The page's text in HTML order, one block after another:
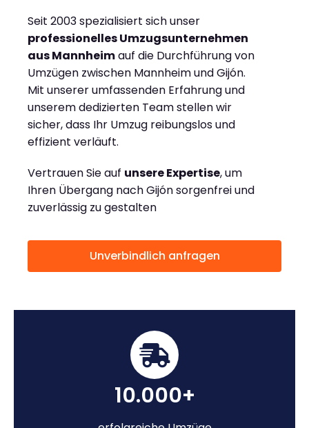
Seit 2003 spezialisiert sich unser
professionelles Umzugsunternehmen
aus Mannheimauf die Durchführung von
Umzügen zwischen Mannheim und Gijón.
Mit unserer umfassenden Erfahrung und
unserem dedizierten Team stellen wir
sicher, dass Ihr Umzug reibungslos und
effizient verläuft.
Vertrauen Sie auf unsere Expertise, um
Ihren Übergang nach Gijón sorgenfrei und
zuverlässig zu gestalten
Unverbindlich anfragen
10.000+